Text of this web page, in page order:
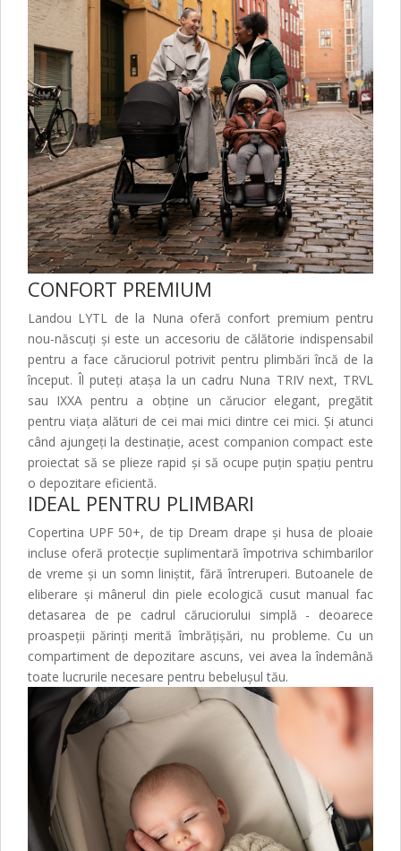
CONFORT PREMIUM
Landou LYTL de la Nuna oferă confort premium pentru
nou-născuți și este un accesoriu de călătorie indispensabil
pentru a face căruciorul potrivit pentru plimbări încă de la
început. Îl puteți atașa la un cadru Nuna TRIV next, TRVL
sau IXXA pentru a obține un cărucior elegant, pregătit
pentru viața alături de cei mai mici dintre cei mici. Și atunci
când ajungeți la destinație, acest companion compact este
proiectat să se plieze rapid și să ocupe puțin spațiu pentru
o depozitare eficientă.
IDEAL PENTRU PLIMBARI
Copertina UPF 50+, de tip Dream drape și husa de ploaie
incluse oferă protecție suplimentară împotriva schimbarilor
de vreme și un somn liniștit, fără întreruperi. Butoanele de
eliberare și mânerul din piele ecologică cusut manual fac
detasarea de pe cadrul căruciorului simplă - deoarece
proaspeții părinți merită îmbrățișări, nu probleme. Cu un
compartiment de depozitare ascuns, vei avea la îndemână
toate lucrurile necesare pentru bebelușul tău.